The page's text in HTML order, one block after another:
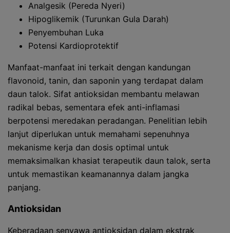
Analgesik (Pereda Nyeri)
Hipoglikemik (Turunkan Gula Darah)
Penyembuhan Luka
Potensi Kardioprotektif
Manfaat-manfaat ini terkait dengan kandungan
flavonoid, tanin, dan saponin yang terdapat dalam
daun talok. Sifat antioksidan membantu melawan
radikal bebas, sementara efek anti-inflamasi
berpotensi meredakan peradangan. Penelitian lebih
lanjut diperlukan untuk memahami sepenuhnya
mekanisme kerja dan dosis optimal untuk
memaksimalkan khasiat terapeutik daun talok, serta
untuk memastikan keamanannya dalam jangka
panjang.
Antioksidan
Keberadaan senyawa antioksidan dalam ekstrak